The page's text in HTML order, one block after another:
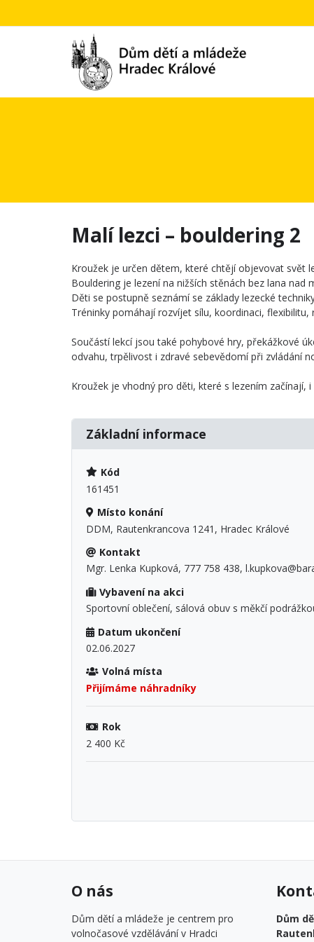
Malí lezci – bouldering 2
Kroužek je určen dětem, které chtějí objevovat svět
Bouldering je lezení na nižších stěnách bez lana
Děti se postupně seznámí se základy lezecké
Tréninky pomáhají rozvíjet sílu, koordinaci,
Součástí lekcí jsou také pohybové hry, překážkové
odvahu, trpělivost i zdravé sebevědomí při zvládání
Kroužek je vhodný pro děti, které s lezením
Základní informace
Kód
161451
Místo konání
DDM, Rautenkrancova 1241, Hradec Králové
Kontakt
Mgr. Lenka Kupková, 777 758 438,
Vybavení na akci
Sportovní oblečení, sálová obuv s měkčí
Datum ukončení
02.06.2027
Volná místa
Přijímáme náhradníky
Rok
2 400 Kč
O nás
Dům dětí a mládeže je centrem pro
volnočasové vzdělávání v Hradci
Dům